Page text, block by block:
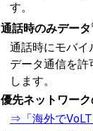
す。
通話時のみデータ
通話時にモバイ
データ通信を許
します。
優先ネットワー
⇒「海外で